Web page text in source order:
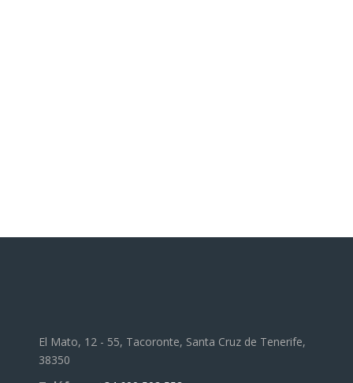
El Mato, 12 - 55, Tacoronte, Santa Cruz de Tenerife,
38350